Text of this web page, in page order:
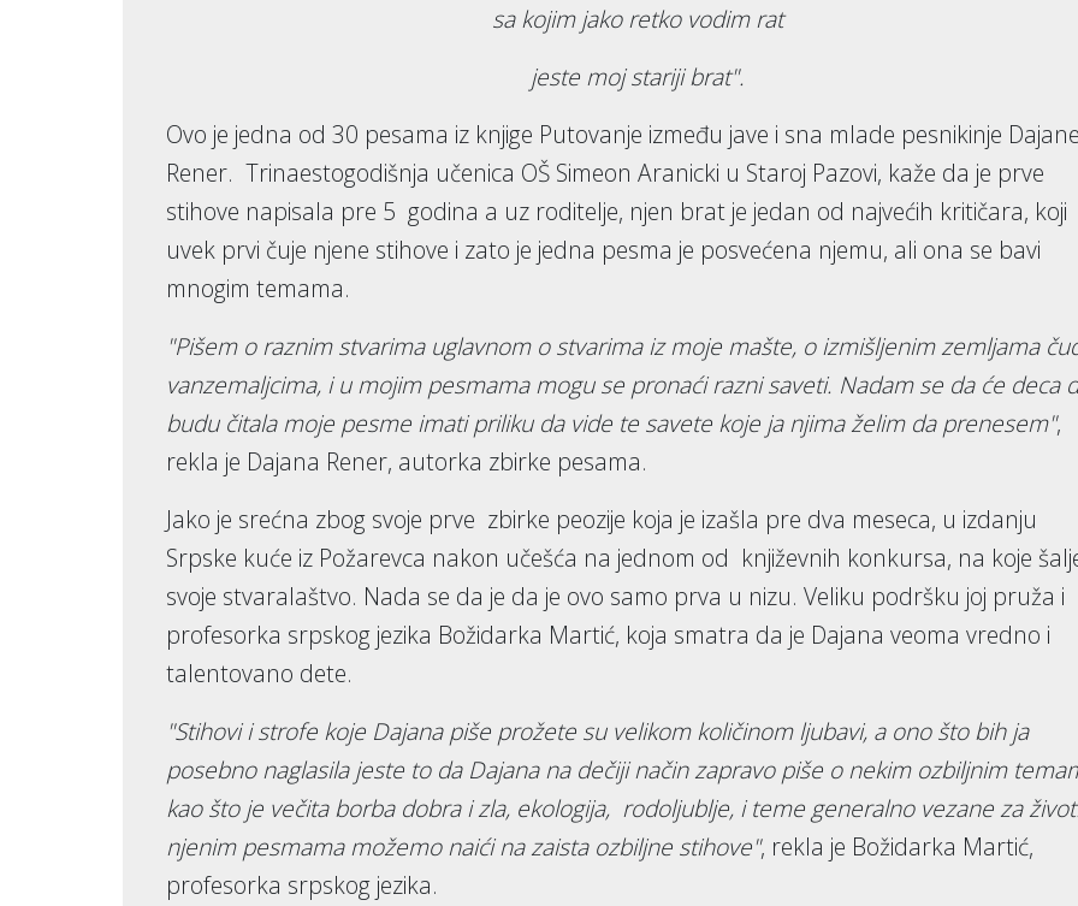
sa kojim jako retko vodim rat
jeste moj stariji brat".
Ovo je jedna od 30 pesama iz knjige Putovanje između jave i sna mlade pesnikinje
Rener. Trinaestogodišnja učenica OŠ Simeon Aranicki u Staroj Pazovi, kaže da je prve
stihove napisala pre 5 godina a uz roditelje, njen brat je jedan od najvećih kritičara, koji
uvek prvi čuje njene stihove i zato je jedna pesma je posvećena njemu, ali ona se bavi
mnogim temama.
"Pišem o raznim stvarima uglavnom o stvarima iz moje mašte, o izmišljenim zemljama
vanzemaljcima, i u mojim pesmama mogu se pronaći razni saveti. Nadam se da će deca
budu čitala moje pesme imati priliku da vide te savete koje ja njima želim da prenesem",
rekla je Dajana Rener, autorka zbirke pesama.
Jako je srećna zbog svoje prve zbirke peozije koja je izašla pre dva meseca, u izdanju
Srpske kuće iz Požarevca nakon učešća na jednom od književnih konkursa, na koje
svoje stvaralaštvo. Nada se da je da je ovo samo prva u nizu. Veliku podršku joj pruža i
profesorka srpskog jezika Božidarka Martić, koja smatra da je Dajana veoma vredno i
talentovano dete.
"Stihovi i strofe koje Dajana piše prožete su velikom količinom ljubavi, a ono što bih ja
posebno naglasila jeste to da Dajana na dečiji način zapravo piše o nekim ozbiljnim
kao što je večita borba dobra i zla, ekologija, rodoljublje, i teme generalno vezane za
njenim pesmama možemo naići na zaista ozbiljne stihove", rekla je Božidarka Martić,
profesorka srpskog jezika.